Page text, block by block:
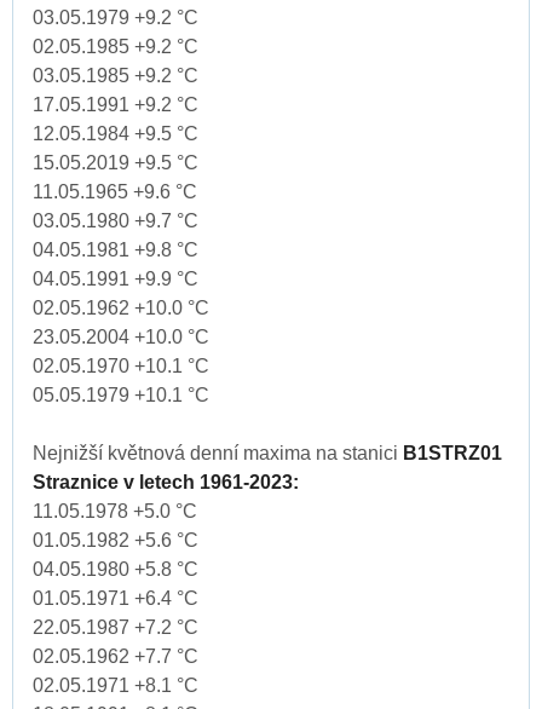
03.05.1979 +9.2 °C
02.05.1985 +9.2 °C
03.05.1985 +9.2 °C
17.05.1991 +9.2 °C
12.05.1984 +9.5 °C
15.05.2019 +9.5 °C
11.05.1965 +9.6 °C
03.05.1980 +9.7 °C
04.05.1981 +9.8 °C
04.05.1991 +9.9 °C
02.05.1962 +10.0 °C
23.05.2004 +10.0 °C
02.05.1970 +10.1 °C
05.05.1979 +10.1 °C
Nejnižší květnová denní maxima na stanici B1STRZ01
Straznice v letech 1961-2023:
11.05.1978 +5.0 °C
01.05.1982 +5.6 °C
04.05.1980 +5.8 °C
01.05.1971 +6.4 °C
22.05.1987 +7.2 °C
02.05.1962 +7.7 °C
02.05.1971 +8.1 °C